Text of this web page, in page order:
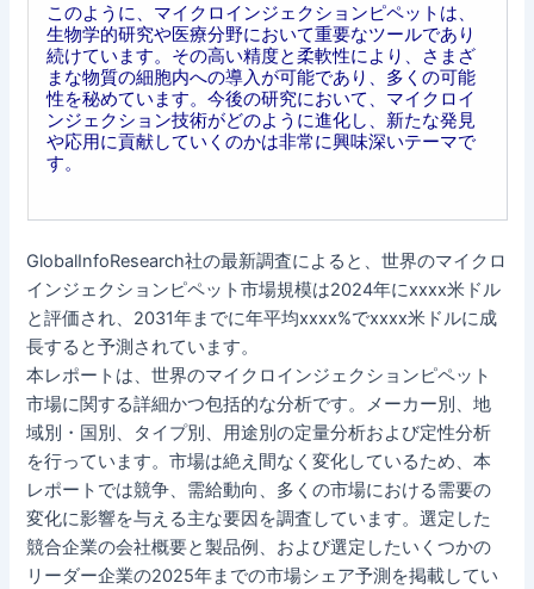
このように、マイクロインジェクションピペットは、
生物学的研究や医療分野において重要なツールであり
続けています。その高い精度と柔軟性により、さまざ
まな物質の細胞内への導入が可能であり、多くの可能
性を秘めています。今後の研究において、マイクロイ
ンジェクション技術がどのように進化し、新たな発見
や応用に貢献していくのかは非常に興味深いテーマで
す。
GlobalInfoResearch社の最新調査によると、世界のマイクロ
インジェクションピペット市場規模は2024年にxxxx米ドル
と評価され、2031年までに年平均xxxx%でxxxx米ドルに成
長すると予測されています。
本レポートは、世界のマイクロインジェクションピペット
市場に関する詳細かつ包括的な分析です。メーカー別、地
域別・国別、タイプ別、用途別の定量分析および定性分析
を行っています。市場は絶え間なく変化しているため、本
レポートでは競争、需給動向、多くの市場における需要の
変化に影響を与える主な要因を調査しています。選定した
競合企業の会社概要と製品例、および選定したいくつかの
リーダー企業の2025年までの市場シェア予測を掲載してい